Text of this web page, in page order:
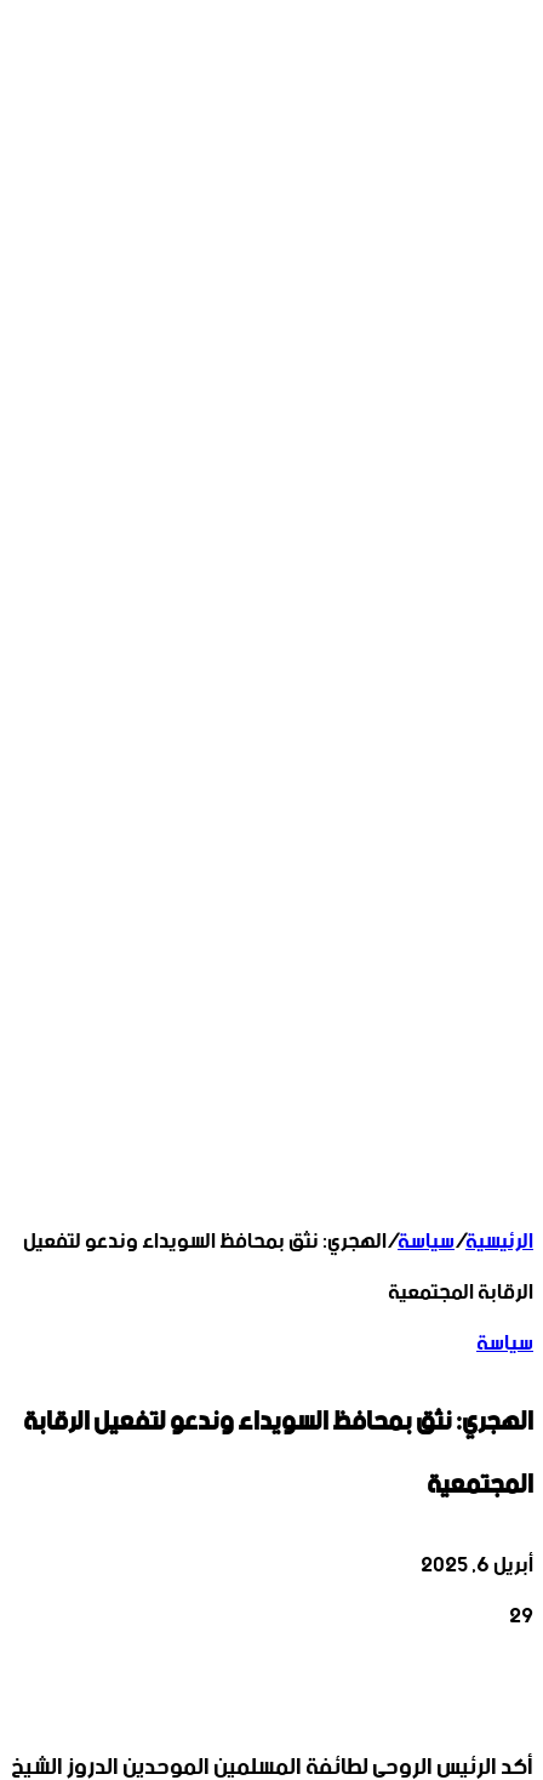
الرئيسية/سياسة/الهجري: نثق بمحافظ السويداء وندعو لتفعيل
الرقابة المجتمعية
سياسة
الهجري: نثق بمحافظ السويداء وندعو لتفعيل الرقابة
المجتمعية
أبريل 6, 2025
29
أكد الرئيس الروحي لطائفة المسلمين الموحدين الدروز الشيخ